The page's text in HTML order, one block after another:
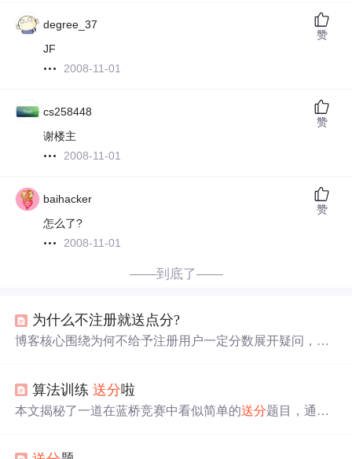
degree_37
JF
2008-11-01
赞
cs258448
谢楼主
2008-11-01
赞
baihacker
怎么了?
2008-11-01
赞
——到底了——
为什么不注册就送点分?
博客核心围绕为何不给予注册用户一定分数展开疑问，虽
算法训练送分啦
本文揭秘了一道在蓝桥竞赛中看似简单的送分题目，通过